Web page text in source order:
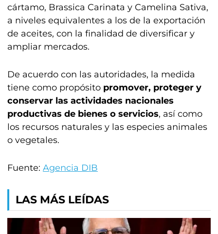
cártamo, Brassica Carinata y Camelina Sativa,
a niveles equivalentes a los de la exportación
de aceites, con la finalidad de diversificar y
ampliar mercados.
De acuerdo con las autoridades, la medida
tiene como propósito promover, proteger y
conservar las actividades nacionales
productivas de bienes o servicios, así como
los recursos naturales y las especies animales
o vegetales.
Fuente: Agencia DIB
LAS MÁS LEÍDAS